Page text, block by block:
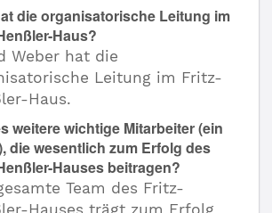
die organisatorische Leitung im
Haus?
Weber hat die
Leitung im Fritz-
Haus.
weitere wichtige Mitarbeiter (ein
die wesentlich zum Erfolg des
Hauses beitragen?
Team des Fritz-
Hauses trägt zum Erfolg